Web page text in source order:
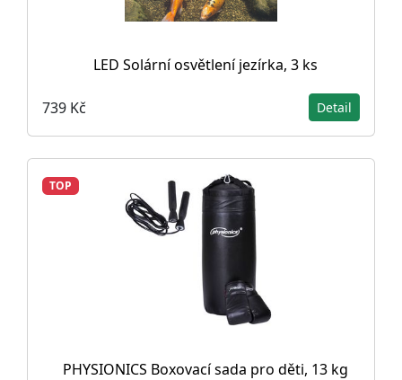
LED Solární osvětlení jezírka, 3 ks
739 Kč Detail
TOP
PHYSIONICS Boxovací sada pro děti, 13 kg